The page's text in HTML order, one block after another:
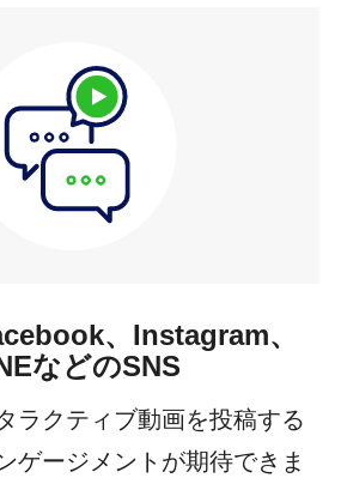
、Instagram、
などのSNS
ラクティブ動画を投稿する
ゲージメントが期待できま